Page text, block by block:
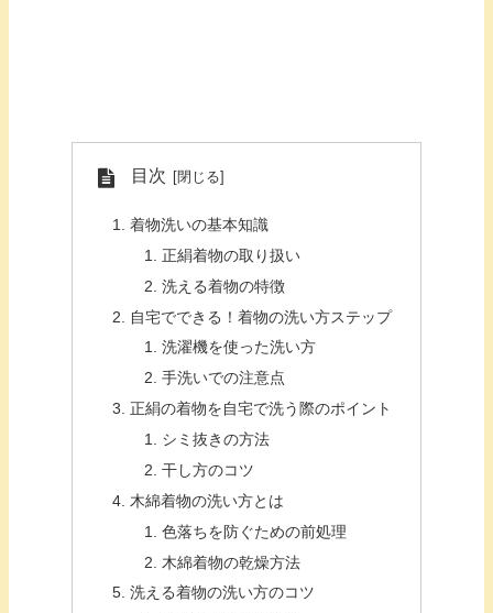
目次
着物洗いの基本知識
正絹着物の取り扱い
洗える着物の特徴
自宅でできる！着物の洗い方ステップ
洗濯機を使った洗い方
手洗いでの注意点
正絹の着物を自宅で洗う際のポイント
シミ抜きの方法
干し方のコツ
木綿着物の洗い方とは
色落ちを防ぐための前処理
木綿着物の乾燥方法
洗える着物の洗い方のコツ